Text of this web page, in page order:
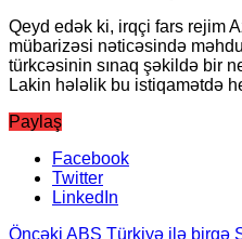
Qeyd edək ki, irqçi fars rejim
mübarizəsi nəticəsində
türkcəsinin sınaq şəkildə bir
Lakin hələlik bu istiqamətdə
Paylaş
Facebook
Twitter
LinkedIn
Öncəki ABŞ Türkiyə ilə birgə